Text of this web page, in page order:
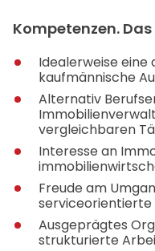
Kompetenzen.
Idealerweise eine
kaufmännische
Alternativ
vergleichbaren
Interesse an
Freude am
serviceorientierte
Ausgeprägtes
strukturierte